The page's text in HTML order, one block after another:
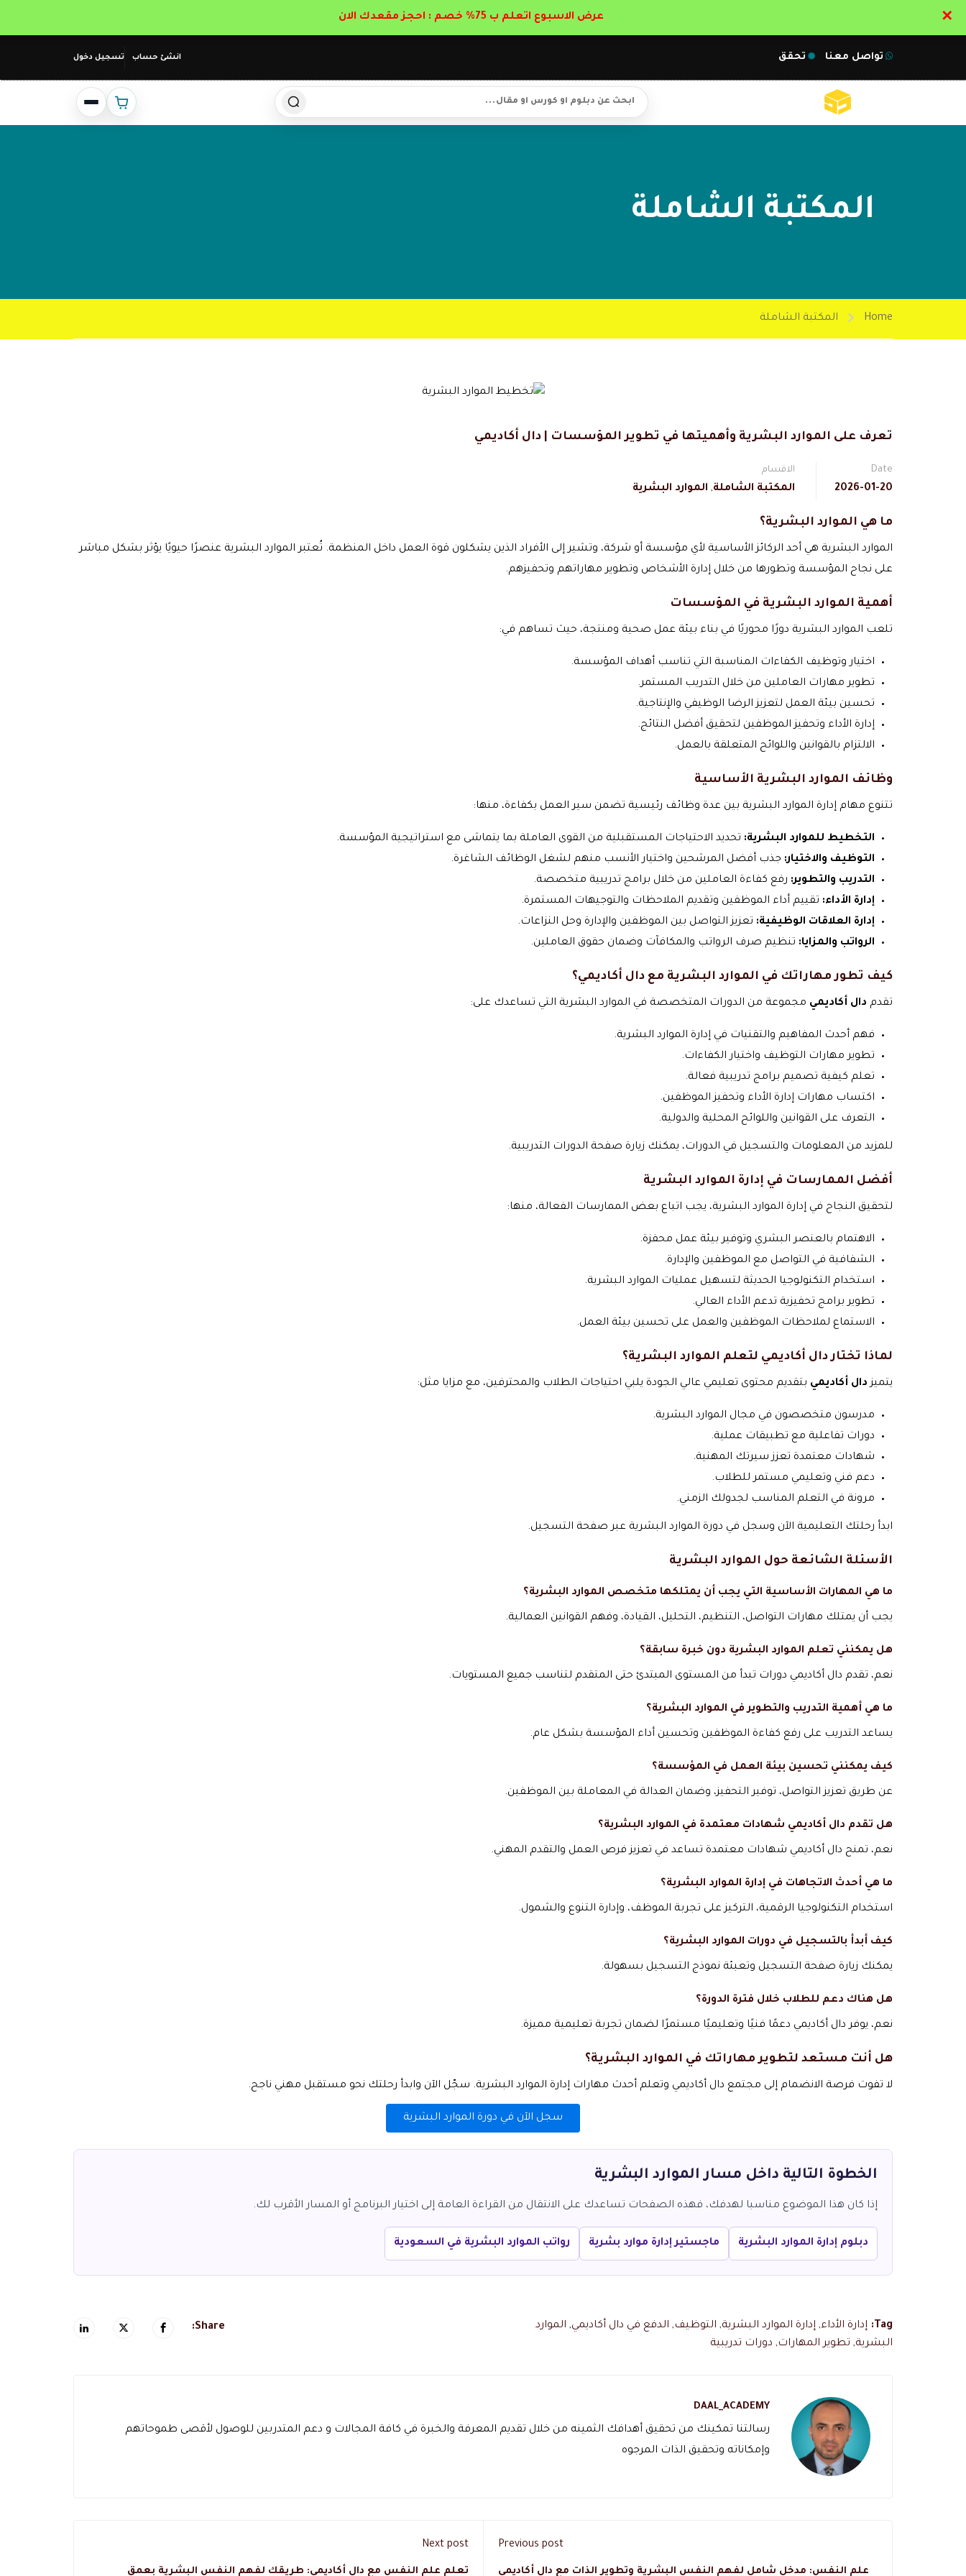
انشئ حساب تسجيل دخول تواصل معنا تحقق
المكتبة الشاملة
Home المكتبة الشاملة
تعرف على الموارد البشرية وأهميتها في تطوير المؤسسات | دال أكاديمي
Date
2026-01-20
الاقسام
المكتبة الشاملة, الموارد البشرية
ما هي الموارد البشرية؟
الموارد البشرية هي أحد الركائز الأساسية لأي مؤسسة أو شركة، وتشير إلى الأفراد الذين يشكلون قوة العمل داخل المنظمة. تُعتبر الموارد البشرية عنصرًا حيويًا يؤثر بشكل مباشر
على نجاح المؤسسة وتطورها من خلال إدارة الأشخاص وتطوير مهاراتهم وتحفيزهم.
أهمية الموارد البشرية في المؤسسات
تلعب الموارد البشرية دورًا محوريًا في بناء بيئة عمل صحية ومنتجة، حيث تساهم في:
اختيار وتوظيف الكفاءات المناسبة التي تناسب أهداف المؤسسة.
تطوير مهارات العاملين من خلال التدريب المستمر.
تحسين بيئة العمل لتعزيز الرضا الوظيفي والإنتاجية.
إدارة الأداء وتحفيز الموظفين لتحقيق أفضل النتائج.
الالتزام بالقوانين واللوائح المتعلقة بالعمل.
وظائف الموارد البشرية الأساسية
تتنوع مهام إدارة الموارد البشرية بين عدة وظائف رئيسية تضمن سير العمل بكفاءة، منها:
التخطيط للموارد البشرية: تحديد الاحتياجات المستقبلية من القوى العاملة بما يتماشى مع استراتيجية المؤسسة.
التوظيف والاختيار: جذب أفضل المرشحين واختيار الأنسب منهم لشغل الوظائف الشاغرة.
التدريب والتطوير: رفع كفاءة العاملين من خلال برامج تدريبية متخصصة.
إدارة الأداء: تقييم أداء الموظفين وتقديم الملاحظات والتوجيهات المستمرة.
إدارة العلاقات الوظيفية: تعزيز التواصل بين الموظفين والإدارة وحل النزاعات.
الرواتب والمزايا: تنظيم صرف الرواتب والمكافآت وضمان حقوق العاملين.
كيف تطور مهاراتك في الموارد البشرية مع دال أكاديمي؟
تقدم دال أكاديمي مجموعة من الدورات المتخصصة في الموارد البشرية التي تساعدك على:
فهم أحدث المفاهيم والتقنيات في إدارة الموارد البشرية.
تطوير مهارات التوظيف واختيار الكفاءات.
تعلم كيفية تصميم برامج تدريبية فعالة.
اكتساب مهارات إدارة الأداء وتحفيز الموظفين.
التعرف على القوانين واللوائح المحلية والدولية.
للمزيد من المعلومات والتسجيل في الدورات، يمكنك زيارة صفحة الدورات التدريبية.
أفضل الممارسات في إدارة الموارد البشرية
لتحقيق النجاح في إدارة الموارد البشرية، يجب اتباع بعض الممارسات الفعالة، منها:
الاهتمام بالعنصر البشري وتوفير بيئة عمل محفزة.
الشفافية في التواصل مع الموظفين والإدارة.
استخدام التكنولوجيا الحديثة لتسهيل عمليات الموارد البشرية.
تطوير برامج تحفيزية تدعم الأداء العالي.
الاستماع لملاحظات الموظفين والعمل على تحسين بيئة العمل.
لماذا تختار دال أكاديمي لتعلم الموارد البشرية؟
يتميزدال أكاديمي بتقديم محتوى تعليمي عالي الجودة يلبي احتياجات الطلاب والمحترفين، مع مزايا مثل:
مدرسون متخصصون في مجال الموارد البشرية.
دورات تفاعلية مع تطبيقات عملية.
شهادات معتمدة تعزز سيرتك المهنية.
دعم فني وتعليمي مستمر للطلاب.
مرونة في التعلم المناسب لجدولك الزمني.
ابدأ رحلتك التعليمية الآن وسجل في دورة الموارد البشرية عبر صفحة التسجيل.
الأسئلة الشائعة حول الموارد البشرية
ما هي المهارات الأساسية التي يجب أن يمتلكها متخصص الموارد البشرية؟
يجب أن يمتلك مهارات التواصل، التنظيم، التحليل، القيادة، وفهم القوانين العمالية.
هل يمكنني تعلم الموارد البشرية دون خبرة سابقة؟
نعم، تقدم دال أكاديمي دورات تبدأ من المستوى المبتدئ حتى المتقدم لتناسب جميع المستويات.
ما هي أهمية التدريب والتطوير في الموارد البشرية؟
يساعد التدريب على رفع كفاءة الموظفين وتحسين أداء المؤسسة بشكل عام.
كيف يمكنني تحسين بيئة العمل في المؤسسة؟
عن طريق تعزيز التواصل، توفير التحفيز، وضمان العدالة في المعاملة بين الموظفين.
هل تقدم دال أكاديمي شهادات معتمدة في الموارد البشرية؟
نعم، تمنح دال أكاديمي شهادات معتمدة تساعد في تعزيز فرص العمل والتقدم المهني.
ما هي أحدث الاتجاهات في إدارة الموارد البشرية؟
استخدام التكنولوجيا الرقمية، التركيز على تجربة الموظف، وإدارة التنوع والشمول.
كيف أبدأ بالتسجيل في دورات الموارد البشرية؟
يمكنك زيارة صفحة التسجيل وتعبئة نموذج التسجيل بسهولة.
هل هناك دعم للطلاب خلال فترة الدورة؟
نعم، يوفر دال أكاديمي دعمًا فنيًا وتعليميًا مستمرًا لضمان تجربة تعليمية مميزة.
هل أنت مستعد لتطوير مهاراتك في الموارد البشرية؟
لا تفوت فرصة الانضمام إلى مجتمع دال أكاديمي وتعلم أحدث مهارات إدارة الموارد البشرية. سجّل الآن وابدأ رحلتك نحو مستقبل مهني ناجح.
سجل الآن في دورة الموارد البشرية
الخطوة التالية داخل مسار الموارد البشرية
إذا كان هذا الموضوع مناسبا لهدفك، فهذه الصفحات تساعدك على الانتقال من القراءة العامة إلى اختيار البرنامج أو المسار الأقرب لك.
دبلوم إدارة الموارد البشرية ماجستير إدارة موارد بشرية رواتب الموارد البشرية في السعودية
Tag: إدارة الأداء, إدارة الموارد البشرية, التوظيف, الدفع في دال أكاديمي, الموارد
البشرية, تطوير المهارات, دورات تدريبية
Share:
DAAL_ACADEMY
رسالتنا تمكينك من تحقيق أهدافك الثمينه من خلال تقديم المعرفة والخبرة في كافة المجالات و دعم المتدربين للوصول لأقصى طموحاتهم
وإمكاناته وتحقيق الذات المرجوه
Previous post
علم النفس: مدخل شامل لفهم النفس البشرية وتطوير الذات مع دال أكاديمي
Next post
تعلم علم النفس مع دال أكاديمي: طريقك لفهم النفس البشرية بعمق
عرض الاسبوع اتعلم ب 75% خصم : احجز مقعدك الان ✕